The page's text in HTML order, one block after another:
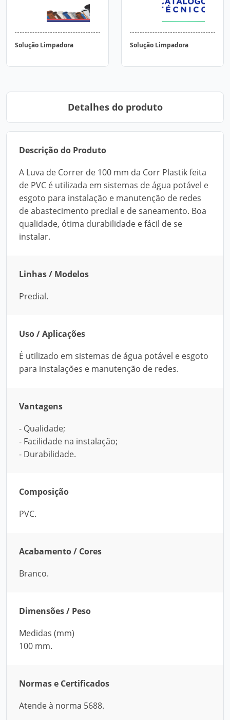
Solução Limpadora Solução Limpadora
Detalhes do produto
Descrição do Produto
A Luva de Correr de 100 mm da Corr Plastik feita
de PVC é utilizada em sistemas de água potável e
esgoto para instalação e manutenção de redes
de abastecimento predial e de saneamento. Boa
qualidade, ótima durabilidade e fácil de se
instalar.
Linhas / Modelos
Predial.
Uso / Aplicações
É utilizado em sistemas de água potável e esgoto
para instalações e manutenção de redes.
Vantagens
- Qualidade;
- Facilidade na instalação;
- Durabilidade.
Composição
PVC.
Acabamento / Cores
Branco.
Dimensões / Peso
Medidas (mm)
100 mm.
Normas e Certificados
Atende à norma 5688.